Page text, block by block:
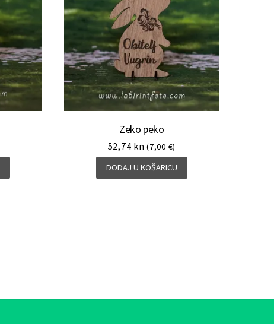
Zeko peko
52,74 kn (7,00 €)
DODAJ U KOŠARICU